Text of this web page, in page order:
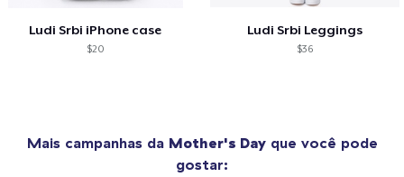
Ludi Srbi iPhone case
$20
Ludi Srbi Leggings
$36
Mais campanhas da Mother's Dayque você pode
gostar: